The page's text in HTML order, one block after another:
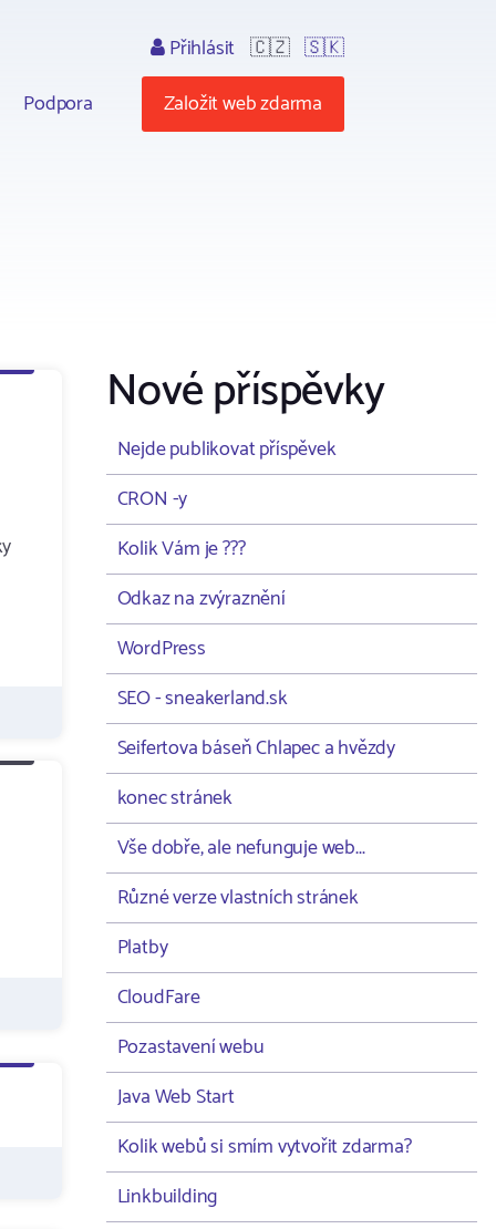
Podpora
Přihlásit 🇨🇿 🇸🇰
Založit web zdarma
Nové příspěvky
Nejde publikovat příspěvek
CRON -y
Kolik Vám je ???
Odkaz na zvýraznění
WordPress
SEO - sneakerland.sk
Seifertova báseň Chlapec a hvězdy
konec stránek
Vše dobře, ale nefunguje web...
Různé verze vlastních stránek
Platby
CloudFare
Pozastavení webu
Java Web Start
Kolik webů si smím vytvořit zdarma?
Linkbuilding